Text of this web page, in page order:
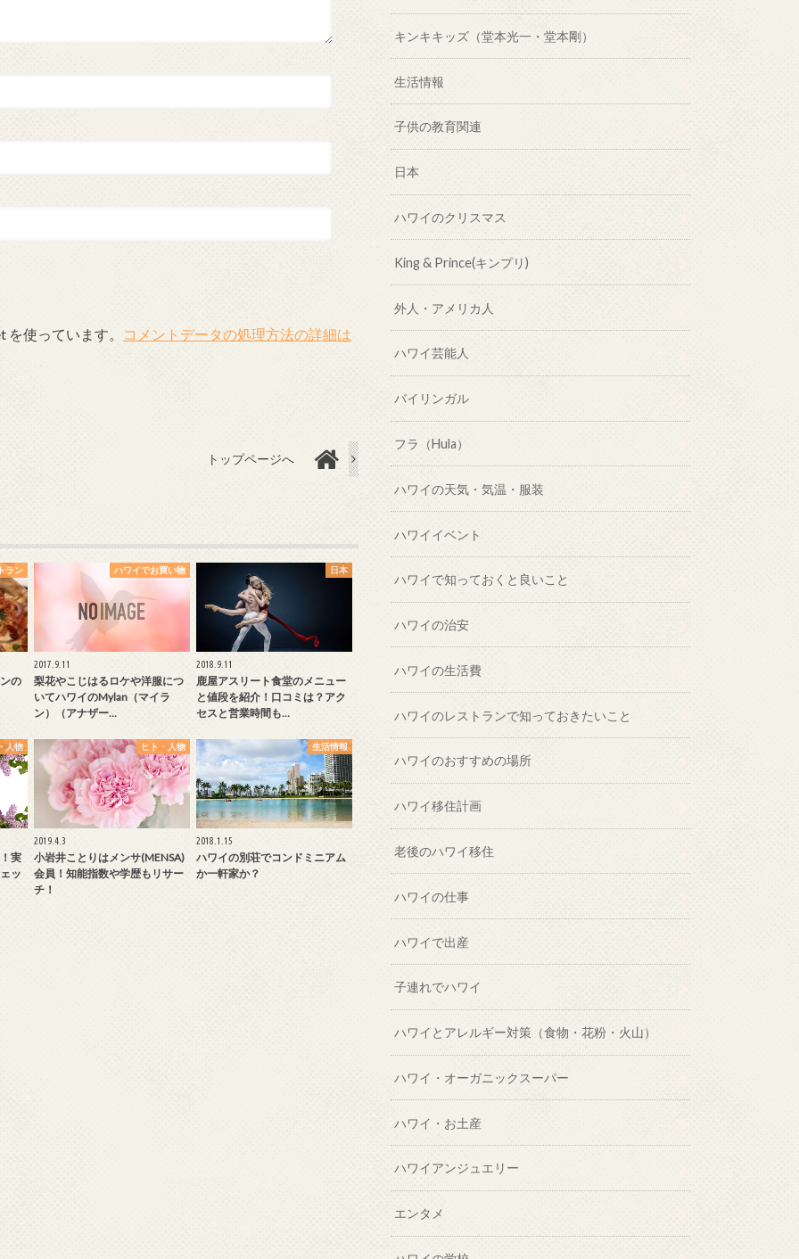
使っています。 コメントデータの処理方法の詳細は
トップページへ
ラン
の
ハワイでお買い物
2017.9.11
梨花やこじはるロケや洋服につ
いてハワイのMylan（マイラ
ン）（アナザー…
日本
2018.9.11
鹿屋アスリート食堂のメニュー
と値段を紹介！口コミは？アク
セスと営業時間も…
人物
実
ッ
ヒト・人物
2019.4.3
小岩井ことりはメンサ(MENSA)
会員！知能指数や学歴もリサー
チ！
生活情報
2018.1.15
ハワイの別荘でコンドミニアム
か一軒家か？
キンキキッズ（堂本光一・堂本剛）
生活情報
子供の教育関連
日本
ハワイのクリスマス
King & Prince(キンプリ)
外人・アメリカ人
ハワイ芸能人
バイリンガル
フラ（Hula）
ハワイの天気・気温・服装
ハワイイベント
ハワイで知っておくと良いこと
ハワイの治安
ハワイの生活費
ハワイのレストランで知っておきたいこと
ハワイのおすすめの場所
ハワイ移住計画
老後のハワイ移住
ハワイの仕事
ハワイで出産
子連れでハワイ
ハワイとアレルギー対策（食物・花粉・火山）
ハワイ・オーガニックスーパー
ハワイ・お土産
ハワイアンジュエリー
エンタメ